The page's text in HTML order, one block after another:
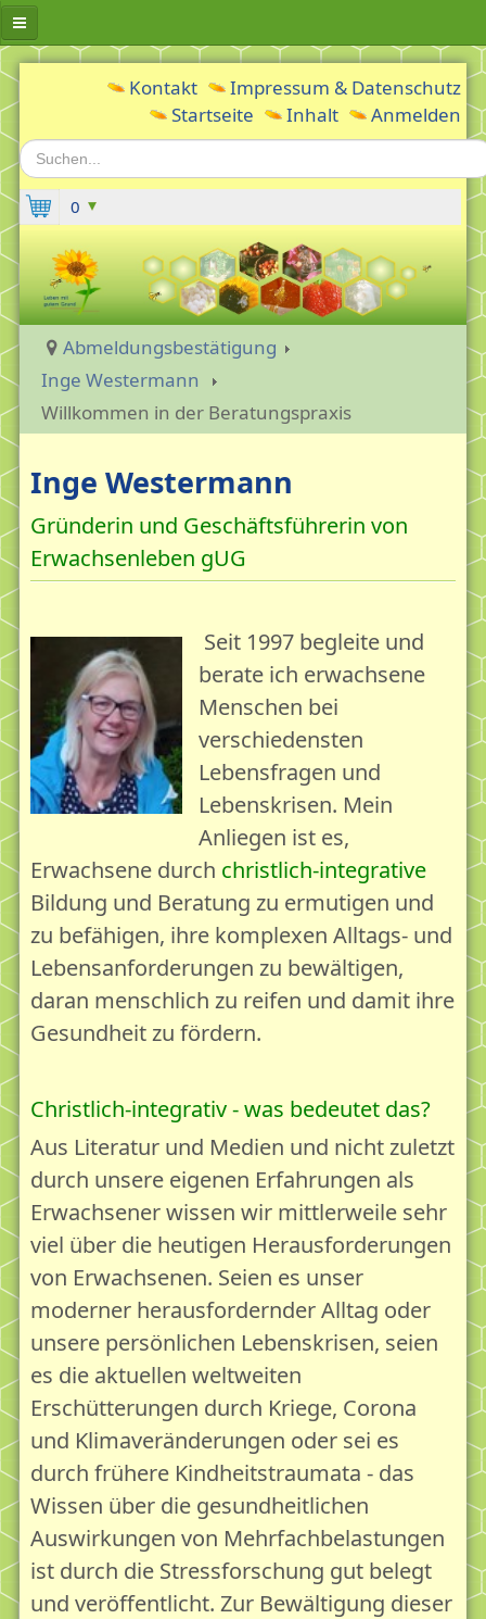
Impressum & Datenschutz
Kontakt
Anmelden
Inhalt
Startseite
Suchen...
0
Abmeldungsbestätigung
Inge Westermann
Willkommen in der Beratungspraxis
Erwachsenleben gUG
Inge Westermann
Berufliche Vita
Meine Geschichte
Meine Motivation: Gesundheit fördern -
Depression vorbeugen
Gründung und Zweck
Fördern & Mitmachen
Gästebuch
Verbunden mit...
Kontakt und Anfahrt
Die erschöpfte Gesellschaft
Erschöpfungsdepression - Depression
Der erschöpfte Erwachsene
Die erschöpfte Gesellschaft
Erschöpfung als Aufgabe und Chance
Leben & Reife 18plus
Leben & Reife 18plus - Das Ermutigungskonzept
Lebensgartenpflege mit Bildung, Beratung,
Begegnung
Als Gesellschaft reifen - Ressourcen stärken
Unsere Angebote für Deinen Lebensgarten
Bildung & Lernen
Leben und Reife 18plus - Das Online-Handbuch
Vorträge
Beratung
Beratung & Seelsorge
Beratung mit dem Leben&Reife18plus-Konzept
Beratung via Telefon/Video
Zart besaitet - Beratung für Hochsensible
Beratung für Ihr Büro
Brückenzeit - Beratung vor und nach einer
Therapie
Erntezeit55plus - Beratung für ein gutes Altern
Wenn nichts mehr geht...
Begegnung
Inge Westermann
Gründerin und Geschäftsführerin von
Erwachsenleben gUG
Seit 1997 begleite und
berate ich erwachsene
Menschen bei
verschiedensten
Lebensfragen und
Lebenskrisen. Mein
Anliegen ist es,
Erwachsene durch christlich-integrative
Bildung und Beratung zu ermutigen und
zu befähigen, ihre komplexen Alltags- und
Lebensanforderungen zu bewältigen,
daran menschlich zu reifen und damit ihre
Gesundheit zu fördern.
Christlich-integrativ - was bedeutet das?
Aus Literatur und Medien und nicht zuletzt
durch unsere eigenen Erfahrungen als
Erwachsener wissen wir mittlerweile sehr
viel über die heutigen Herausforderungen
von Erwachsenen. Seien es unser
moderner herausfordernder Alltag oder
unsere persönlichen Lebenskrisen, seien
es die aktuellen weltweiten
Erschütterungen durch Kriege, Corona
und Klimaveränderungen oder sei es
durch frühere Kindheitstraumata - das
Wissen über die gesundheitlichen
Auswirkungen von Mehrfachbelastungen
ist durch die Stressforschung gut belegt
und veröffentlicht. Zur Bewältigung dieser